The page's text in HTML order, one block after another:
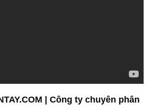
| Công ty chuyên phân